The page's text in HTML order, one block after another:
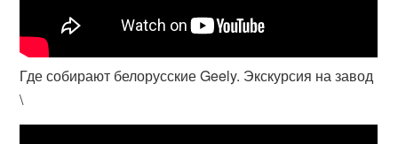
Где собирают белорусские Geely. Экскурсия на завод
\